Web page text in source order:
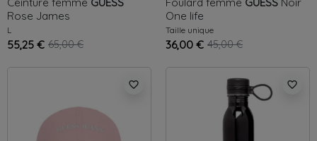
Rose James
L
55,25 € 65,00 €
One life
Taille unique
36,00 € 45,00 €
favorite_border favorite_border